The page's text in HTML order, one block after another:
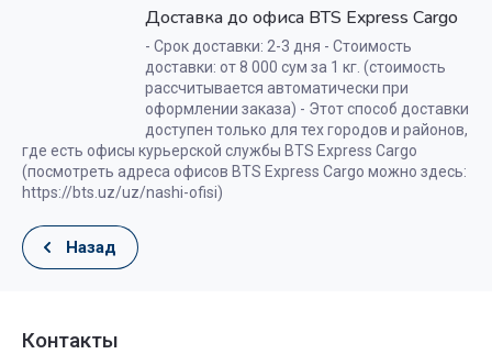
Доставка до офиса BTS Express Cargo
- Срок доставки: 2-3 дня - Стоимость
доставки: от 8 000 сум за 1 кг. (стоимость
рассчитывается автоматически при
оформлении заказа) - Этот способ доставки
доступен только для тех городов и районов,
где есть офисы курьерской службы BTS Express Cargo
(посмотреть адреса офисов BTS Express Cargo можно здесь:
https://bts.uz/uz/nashi-ofisi)
Назад
Контакты